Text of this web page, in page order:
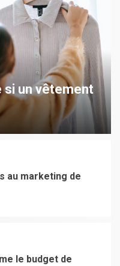
si un vêtement
au marketing de
le budget de